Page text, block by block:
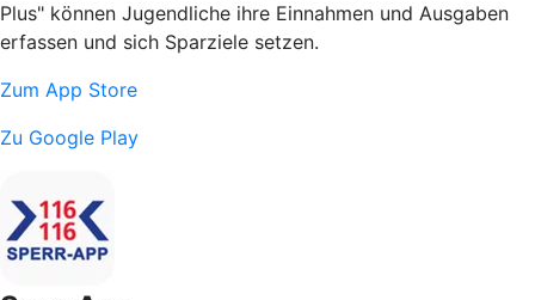
Plus" können Jugendliche ihre Einnahmen und Ausgaben
erfassen und sich Sparziele setzen.
Zum App Store
Zu Google Play